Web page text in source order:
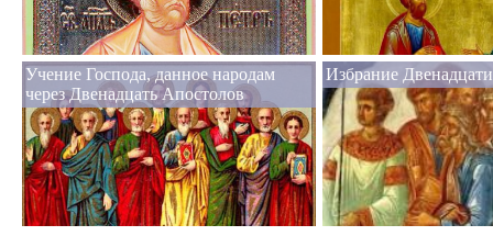
Учение Господа, данное народам
через Двенадцать Апостолов
Избрание